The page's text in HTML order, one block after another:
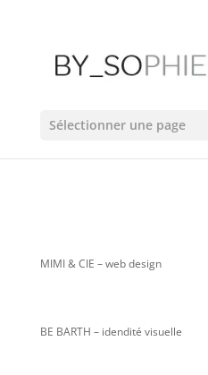
Sélectionner une page
MIMI & CIE – web design
BE BARTH – idendité visuelle